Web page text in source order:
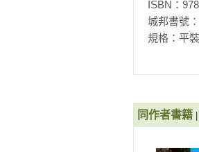
三位新銳
32艾斯林格
33馬克．
六大工藝
36萬寶龍
37
具分量的
近 20 年
是 13％。
ISBN：
城邦書號
規格：
同作者書籍